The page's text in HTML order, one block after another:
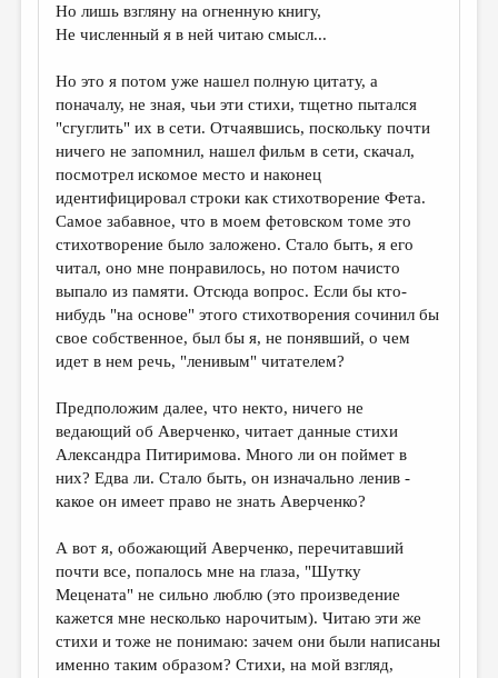
Но лишь взгляну на огненную книгу,
Не численный я в ней читаю смысл...
Но это я потом уже нашел полную цитату, а
поначалу, не зная, чьи эти стихи, тщетно пытался
"сгуглить" их в сети. Отчаявшись, поскольку почти
ничего не запомнил, нашел фильм в сети, скачал,
посмотрел искомое место и наконец
идентифицировал строки как стихотворение Фета.
Самое забавное, что в моем фетовском томе это
стихотворение было заложено. Стало быть, я его
читал, оно мне понравилось, но потом начисто
выпало из памяти. Отсюда вопрос. Если бы кто-
нибудь "на основе" этого стихотворения сочинил бы
свое собственное, был бы я, не понявший, о чем
идет в нем речь, "ленивым" читателем?
Предположим далее, что некто, ничего не
ведающий об Аверченко, читает данные стихи
Александра Питиримова. Много ли он поймет в
них? Едва ли. Стало быть, он изначально ленив -
какое он имеет право не знать Аверченко?
А вот я, обожающий Аверченко, перечитавший
почти все, попалось мне на глаза, "Шутку
Мецената" не сильно люблю (это произведение
кажется мне несколько нарочитым). Читаю эти же
стихи и тоже не понимаю: зачем они были написаны
именно таким образом? Стихи, на мой взгляд,